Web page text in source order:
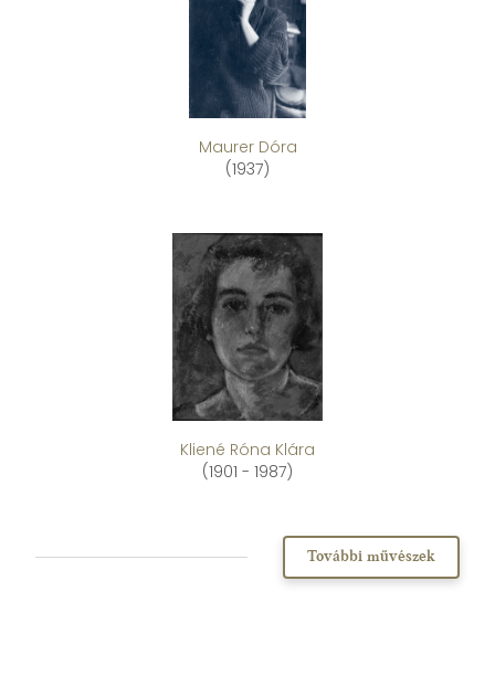
Maurer Dóra
(1937)
Kliené Róna Klára
(1901 - 1987)
További művészek